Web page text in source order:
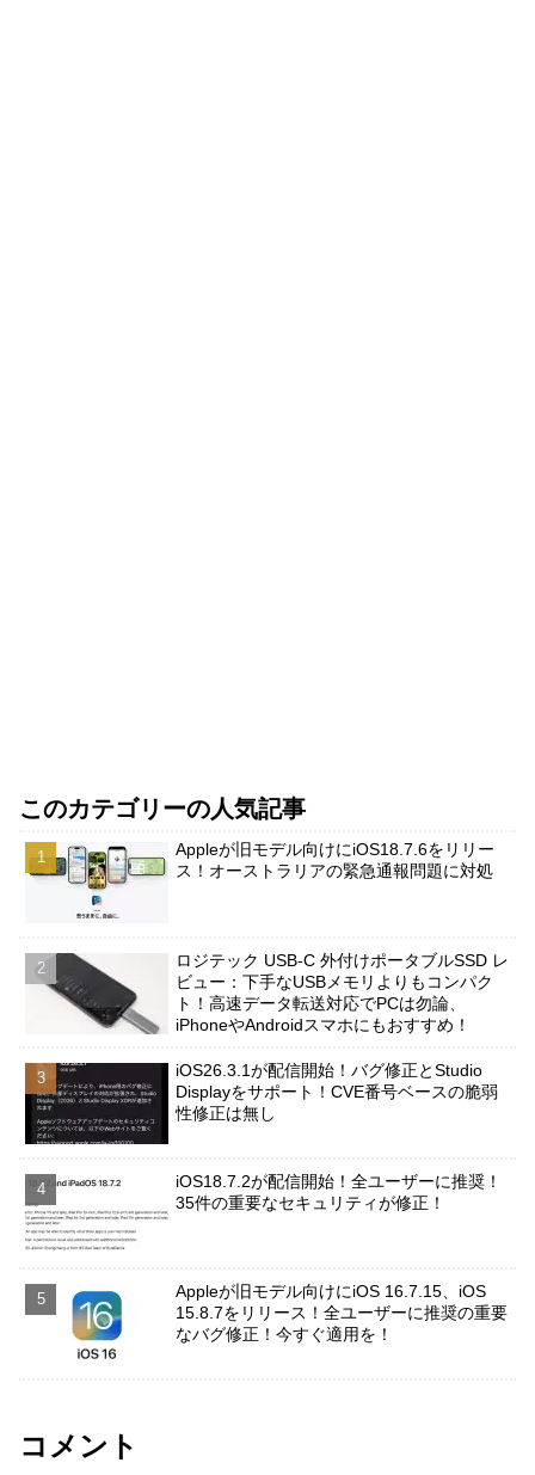
このカテゴリーの人気記事
Appleが旧モデル向けにiOS18.7.6をリリー
ス！オーストラリアの緊急通報問題に対処
ロジテック USB-C 外付けポータブルSSD レ
ビュー：下手なUSBメモリよりもコンパク
ト！高速データ転送対応でPCは勿論、
iPhoneやAndroidスマホにもおすすめ！
iOS26.3.1が配信開始！バグ修正とStudio
Displayをサポート！CVE番号ベースの脆弱
性修正は無し
iOS18.7.2が配信開始！全ユーザーに推奨！
35件の重要なセキュリティが修正！
Appleが旧モデル向けにiOS 16.7.15、iOS
15.8.7をリリース！全ユーザーに推奨の重要
なバグ修正！今すぐ適用を！
コメント